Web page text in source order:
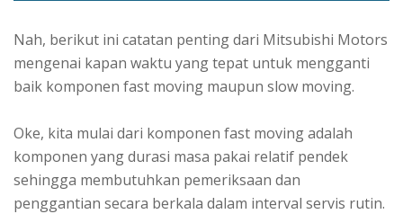
Nah, berikut ini catatan penting dari Mitsubishi Motors
mengenai kapan waktu yang tepat untuk mengganti
baik komponen fast moving maupun slow moving.
Oke, kita mulai dari komponen fast moving adalah
komponen yang durasi masa pakai relatif pendek
sehingga membutuhkan pemeriksaan dan
penggantian secara berkala dalam interval servis rutin.